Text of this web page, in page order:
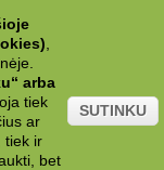
arba
tiek
ar
tiek ir
bet
SUTINKU